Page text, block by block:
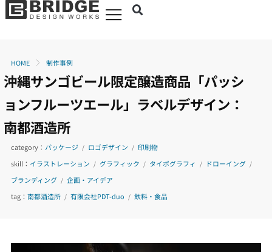
HOME 制作事例
沖縄サンゴビール限定醸造商品「パッシ
ョンフルーツエール」ラベルデザイン：
南都酒造所
category： パッケージ / ロゴデザイン / 印刷物
skill： イラストレーション / グラフィック / タイポグラフィ / ドローイング /
ブランディング / 企画・アイデア
tag： 南都酒造所 / 有限会社PDT-duo / 飲料・食品